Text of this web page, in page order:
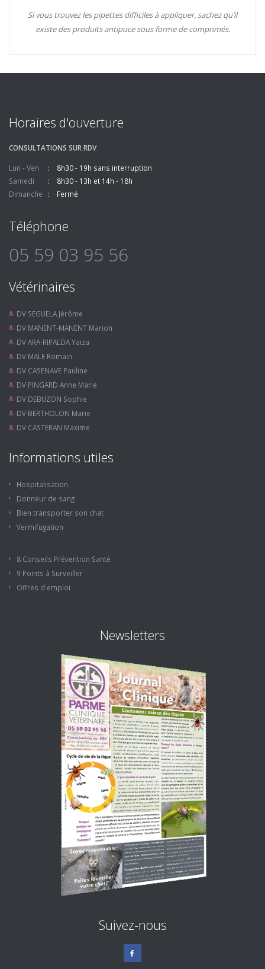
Si vous trouvez les pipettes difficiles à appliquer, sachez qu’il
existe des produits antipuce sous forme de comprimés.
Horaires d'ouverture
CONSULTATIONS SUR RDV
Lun - Ven
8h30 - 19h sans interruption
Samedi
8h30 - 13h et 14h - 18h
Dimanche
Fermé
Téléphone
05 59 03 95 56
Vétérinaires
DV SEGUELA Jérôme
DV MANENT-MANENT Marion
DV ARA-RIPALDA Yaiza
DV MALE Romain
DV CASENAVE Pauline
DV PINGARD Anne Marie
DV DEBUZON Sophie
DV BERTHOLON Marie
DV CASTERAN Maxime
Informations utiles
Hospitalisation
Donneur de sang
Bien transporter son chat
Vermifugation
8 Conseils Prévention Santé
9 Points à Surveiller
Offres d'emploi
Newsletters
Suivez-nous